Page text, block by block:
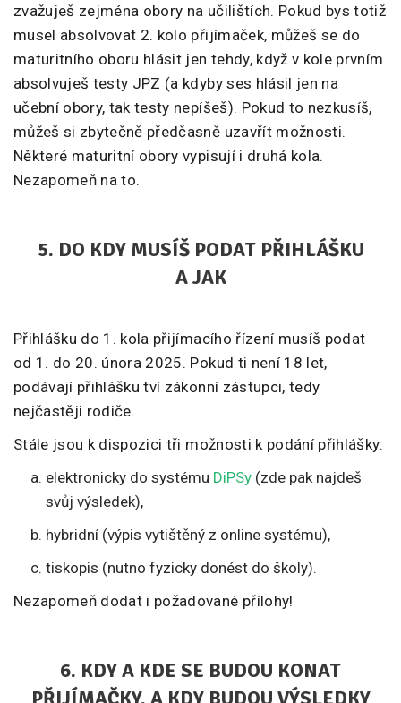
zvažuješ zejména obory na učilištích. Pokud bys totiž
musel absolvovat 2. kolo přijímaček, můžeš se do
maturitního oboru hlásit jen tehdy, když v kole prvním
absolvuješ testy JPZ (a kdyby ses hlásil jen na
učební obory, tak testy nepíšeš). Pokud to nezkusíš,
můžeš si zbytečně předčasně uzavřít možnosti.
Některé maturitní obory vypisují i druhá kola.
Nezapomeň na to.
5. DO KDY MUSÍŠ PODAT PŘIHLÁŠKU
A JAK
Přihlášku do 1. kola přijímacího řízení musíš podat
od 1. do 20. února 2025. Pokud ti není 18 let,
podávají přihlášku tví zákonní zástupci, tedy
nejčastěji rodiče.
Stále jsou k dispozici tři možnosti k podání přihlášky:
elektronicky do systému DiPSy (zde pak najdeš
svůj výsledek),
hybridní (výpis vytištěný z online systému),
tiskopis (nutno fyzicky donést do školy).
Nezapomeň dodat i požadované přílohy!
6. KDY A KDE SE BUDOU KONAT
PŘIJÍMAČKY. A KDY BUDOU VÝSLEDKY